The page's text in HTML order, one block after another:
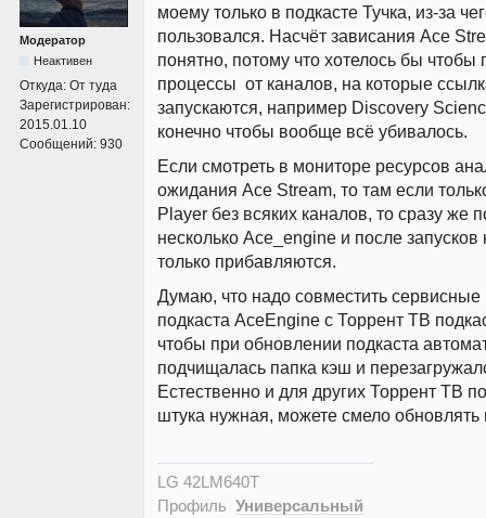
Модератор
Неактивен
Откуда: От туда
Зарегистрирован:
2015.01.10
Сообщений: 930
моему только в подкасте Тучка, из-за
пользовался. Насчёт зависания Ace
понятно, потому что хотелось бы чтобы
процессы от каналов, на которые
запускаются, например Discovery
конечно чтобы вообще всё убивалось.
Если смотреть в мониторе ресурсов
ожидания Ace Stream, то там если
Player без всяких каналов, то сразу же
несколько Ace_engine и после запусков
только прибавляются.
Думаю, что надо совместить
подкаста AceEngine с Торрент ТВ
чтобы при обновлении подкаста
подчищалась папка кэш и
Естественно и для других Торрент ТВ
штука нужная, можете смело обновлять
LG 42LM640T
Профиль Универсальный